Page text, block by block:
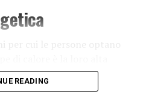
Una casa sicura offre
o opere d’arte, ma anche
come foto di famiglia o
di calore sono in grado
luogo all’altro utilizzando
READING